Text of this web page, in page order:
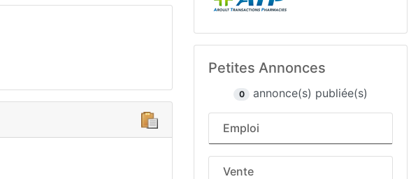
Petites Annonces
0 annonce(s) publiée(s)
Emploi
Vente